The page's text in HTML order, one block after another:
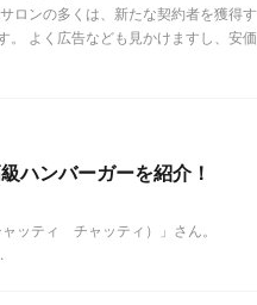
ロンの多くは、新たな契約者を獲得す
。 よく広告なども見かけますし、安価
ハンバーガーを紹介！
ッティ チャッティ）」さん。